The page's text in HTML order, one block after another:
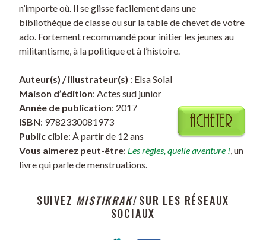
n’importe où. Il se glisse facilement dans une
bibliothèque de classe ou sur la table de chevet de votre
ado. Fortement recommandé pour initier les jeunes au
militantisme, à la politique et à l’histoire.
Auteur(s) / illustrateur(s) : Elsa Solal
Maison d’édition: Actes sud junior
Année de publication: 2017
ISBN: 9782330081973
Public cible: À partir de 12 ans
Vous aimerez peut-être: Les règles, quelle aventure ! , un
livre qui parle de menstruations.
SUIVEZ MISTIKRAK!SUR LES RÉSEAUX
SOCIAUX